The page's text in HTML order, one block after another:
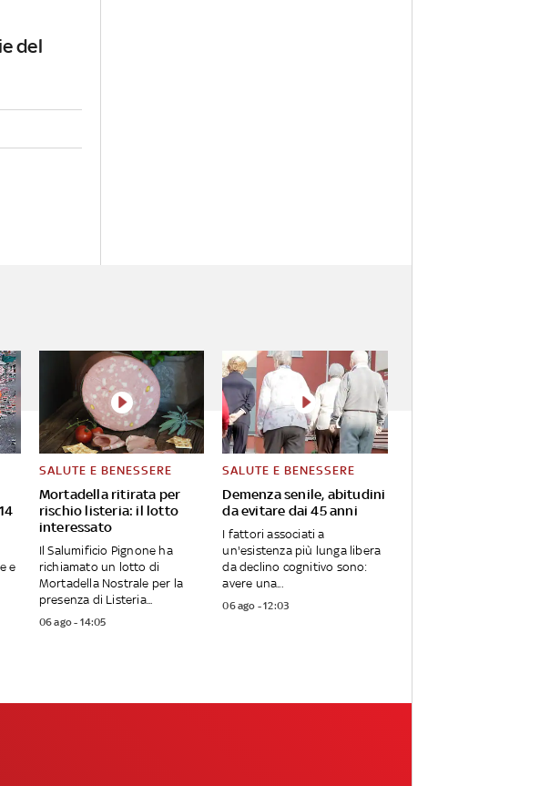
del
e
Mortadella ritirata per
rischio listeria: il lotto
interessato
SALUTE E BENESSERE
Il Salumificio Pignone ha
richiamato un lotto di
Mortadella Nostrale per la
presenza di Listeria...
06 ago - 14:05
Demenza senile, abitudini
da evitare dai 45 anni
SALUTE E BENESSERE
I fattori associati a
un'esistenza più lunga libera
da declino cognitivo sono:
avere una...
06 ago - 12:03